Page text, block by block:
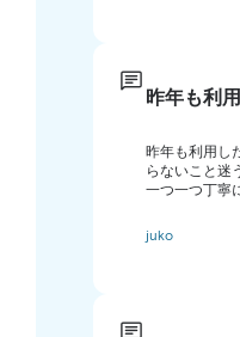
昨年も利
昨年も利用し
らないこと迷
一つ一つ丁寧
juko